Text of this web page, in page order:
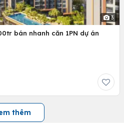
3
bán nhanh căn 1PN dự án
thêm